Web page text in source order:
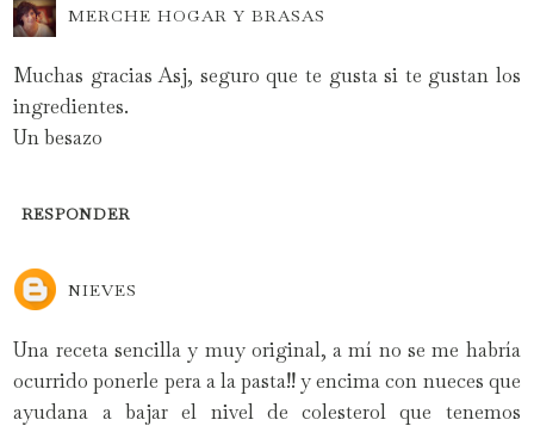
MERCHE HOGAR Y BRASAS
Muchas gracias Asj, seguro que te gusta si te gustan los
ingredientes.
Un besazo
RESPONDER
NIEVES
Una receta sencilla y muy original, a mí no se me habría
ocurrido ponerle pera a la pasta!! y encima con nueces que
ayudana a bajar el nivel de colesterol que tenemos